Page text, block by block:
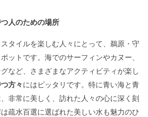
人のための場所
タイルを楽しむ人々にとって、鵜原・守
ットです。海でのサーフィンやカヌー、
など、さまざまなアクティビティが楽し
方々にはピッタリです。特に青い海と青
非常に美しく、訪れた人々の心に深く刻
疏水百選に選ばれた美しい水も魅力のひ